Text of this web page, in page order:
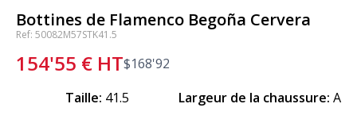
Bottines de Flamenco Begoña Cervera
Ref: 50082M57STK41.5
154'55 € HT$168'92
Taille: 41.5 Largeur de la chaussure: A